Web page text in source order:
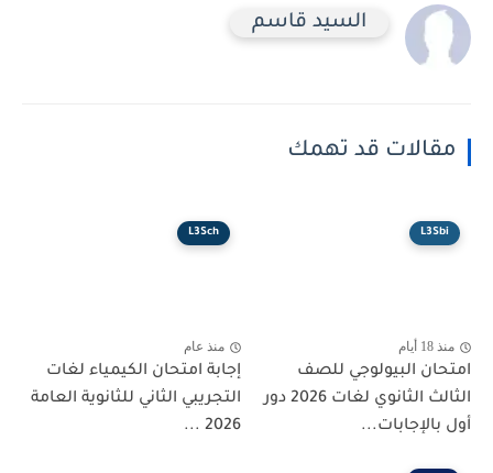
السيد قاسم
مقالات قد تهمك
L3Sbi
منذ 18 أيام
امتحان البيولوجي للصف
الثالث الثانوي لغات 2026 دور
أول بالإجابات...
L3Sch
منذ عام
إجابة امتحان الكيمياء لغات
التجريبي الثاني للثانوية العامة
2026 ...